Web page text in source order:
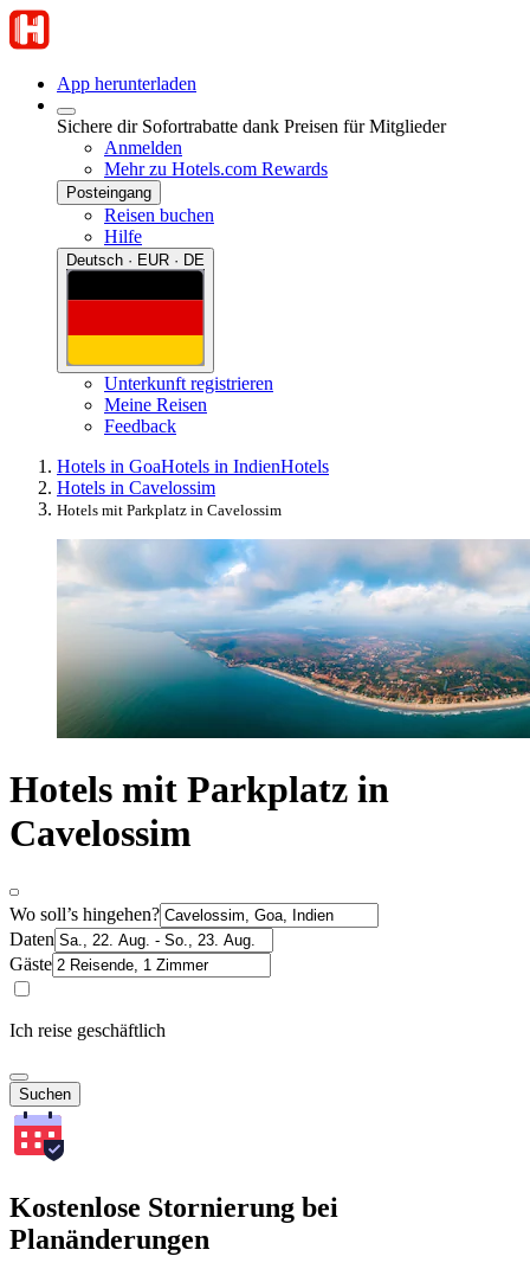
App herunterladen
Sichere dir Sofortrabatte dank Preisen für Mitglieder
Anmelden
Mehr zu Hotels.com Rewards
Posteingang
Reisen buchen
Hilfe
Deutsch · EUR · DE
Unterkunft registrieren
Meine Reisen
Feedback
Hotels in GoaHotels in IndienHotels
Hotels in Cavelossim
Hotels mit Parkplatz in Cavelossim
Hotels mit Parkplatz in
Cavelossim
Wo soll’s hingehen?
Daten
Gäste
Ich reise geschäftlich
Suchen
Kostenlose Stornierung bei
Planänderungen